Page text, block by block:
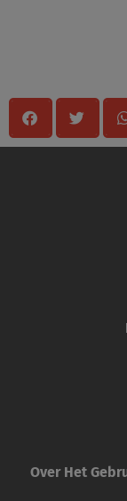
Over Het